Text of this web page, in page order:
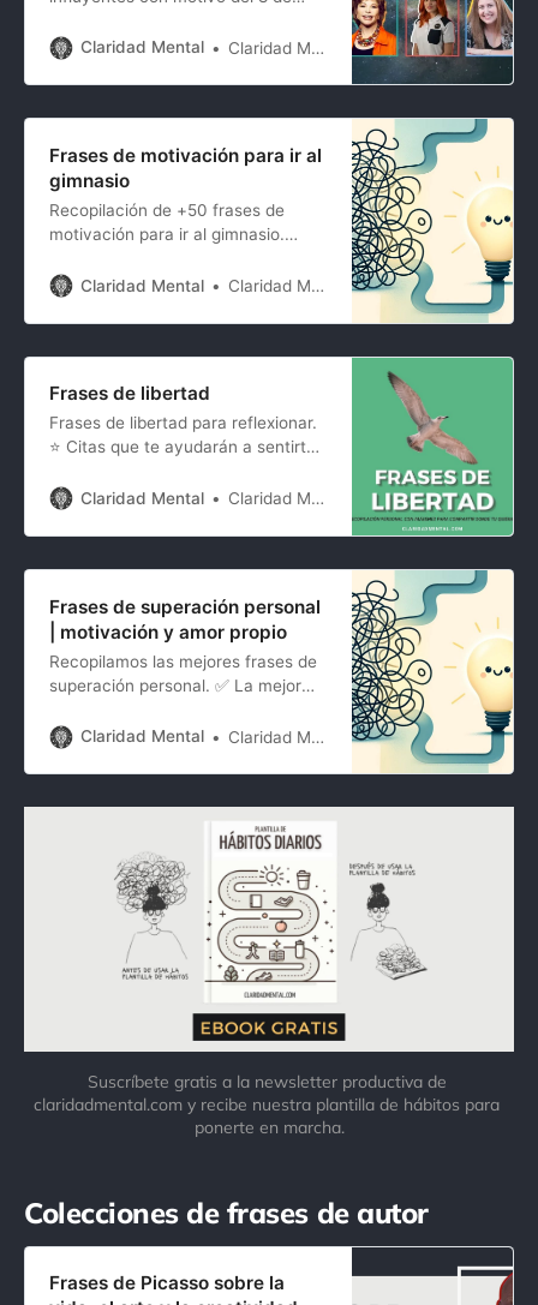
Claridad Mental
Claridad Mental
Frases de motivación para ir al
gimnasio
Recopilación de +50 frases de
motivación para ir al gimnasio.
ponerte el chándal y salgas a
Claridad Mental Claridad Mental
Frases de libertad
Frases de libertad para reflexionar.
⭐ Citas que te ayudarán a sentirte
la vida.Claridad Mental Claridad Mental
Frases de superación personal
| motivación y amor propio
Recopilamos las mejores frases de
superación personal. ✅ La mejor
ycultivar tu propio éxito.⭐
Claridad Mental Claridad Mental
Suscríbete gratis a la newsletter productiva de
claridadmental.com y recibe nuestra plantilla de hábitos para
ponerte en marcha.
Colecciones de frases de autor
Frases de Picasso sobre la